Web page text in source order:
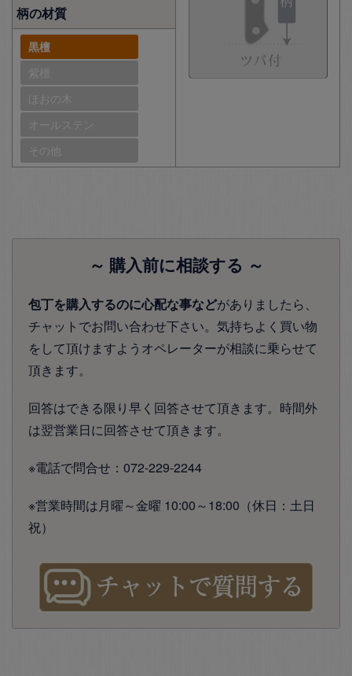
柄の材質
黒檀
紫檀
ほおの木
オールステン
その他
～ 購入前に相談する ～
包丁を購入するのに心配な事などがありましたら、
チャットでお問い合わせ下さい。気持ちよく買い物
をして頂けますようオペレーターが相談に乗らせて
頂きます。
回答はできる限り早く回答させて頂きます。時間外
は翌営業日に回答させて頂きます。
※電話で問合せ：072-229-2244
※営業時間は月曜～金曜 10:00～18:00（休日：土日
祝）